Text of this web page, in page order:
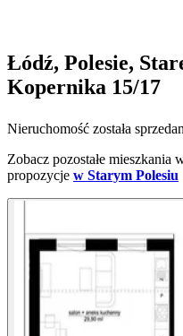
Łódź, Polesie,
Kopernika 15/17
Nieruchomość została
Zobacz pozostałe mieszkania
propozycje w Starym Polesiu